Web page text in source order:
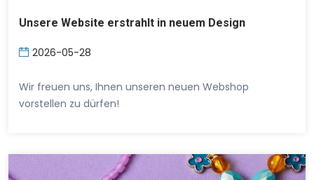
Unsere Website erstrahlt in neuem Design
2026-05-28
Wir freuen uns, Ihnen unseren neuen Webshop
vorstellen zu dürfen!